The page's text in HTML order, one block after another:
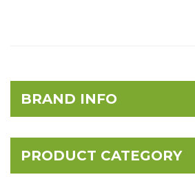
BRAND INFO
PRODUCT CATEGORY